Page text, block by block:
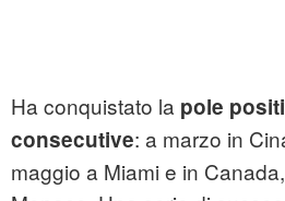
Ha conquistato la pole
consecutive: a marzo in
maggio a Miami e in